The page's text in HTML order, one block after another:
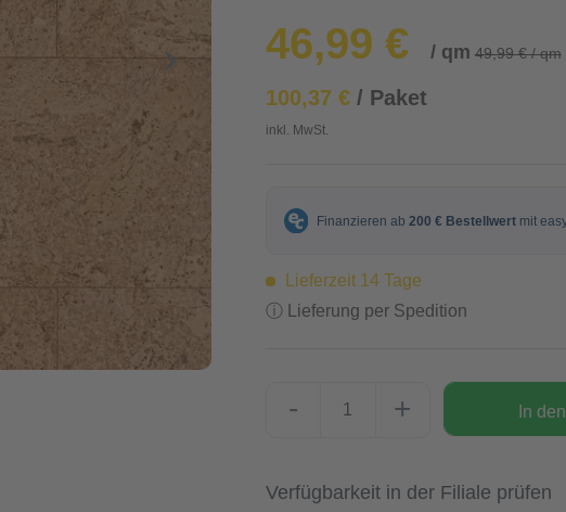
46,99 € / qm 49,99 € / qm
100,37 €/ Paket
inkl. MwSt.
Lieferzeit 14 Tage
ⓘ Lieferung per Spedition
- + In den
Verfügbarkeit in der Filiale prüfen